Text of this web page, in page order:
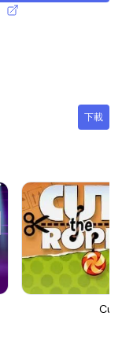
下載
Cut